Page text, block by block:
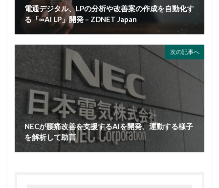
電通デジタル、LPの分析や改善案の作成を自動化す
る「∞AI LP」開発 – ZDNET Japan
次の記事へ
NECが腰痛改善を支援するAIを開発、運動する様子
を解析して助言